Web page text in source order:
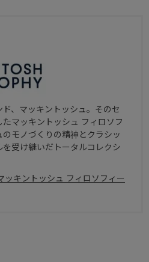
、マッキントッシュ。そのセ
マッキントッシュ フィロソフ
モノづくりの精神とクラシッ
受け継いだトータルコレクシ
ッキントッシュ フィロソフィー